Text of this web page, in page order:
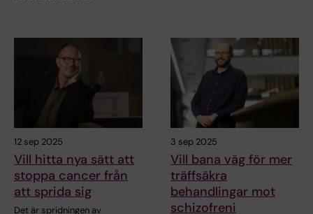
12 sep 2025
Vill hitta nya sätt att
stoppa cancer från
att sprida sig
Det är spridningen av
3 sep 2025
Vill bana väg för mer
träffsäkra
behandlingar mot
schizofreni